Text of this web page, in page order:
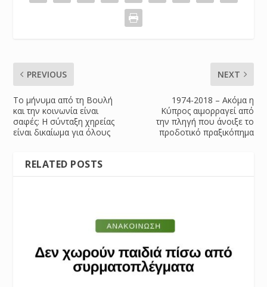
PREVIOUS
Το μήνυμα από τη Βουλή
και την κοινωνία είναι
σαφές: Η σύνταξη χηρείας
είναι δικαίωμα για όλους
NEXT
1974-2018 – Ακόμα η
Κύπρος αιμορραγεί από
την πληγή που άνοιξε το
προδοτικό πραξικόπημα
RELATED POSTS